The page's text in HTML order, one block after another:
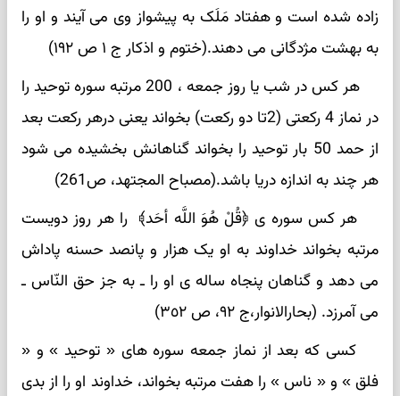
زاده شده است و هفتاد مَلَک به پیشواز وی می آیند و او را
به بهشت مژدگانی می دهند.(ختوم و اذکار ج ١ ص ١٩٢)
هر کس در شب یا روز جمعه ، 200 مرتبه سوره توحید را
در نماز 4 رکعتی (2تا دو رکعت) بخواند یعنی درهر رکعت بعد
از حمد 50 بار توحید را بخواند گناهانش بخشیده می شود
هر چند به اندازه دریا باشد.(مصباح المجتهد، ص261)
هر کس سوره ی ﴿قُلْ هُوَ اللَّه أحَد﴾ را هر روز دویست
مرتبه بخواند خداوند به او یک هزار و پانصد حسنه پاداش
می دهد و گناهان پنجاه ساله ی او را ـ به جز حق النّاس ـ
می آمرزد. (بحارالانوار،ج ٩٢، ص ٣٥٢)
کسی که بعد از نماز جمعه سوره های « توحید » و «
فلق » و « ناس » را هفت مرتبه بخواند، خداوند او را از بدی